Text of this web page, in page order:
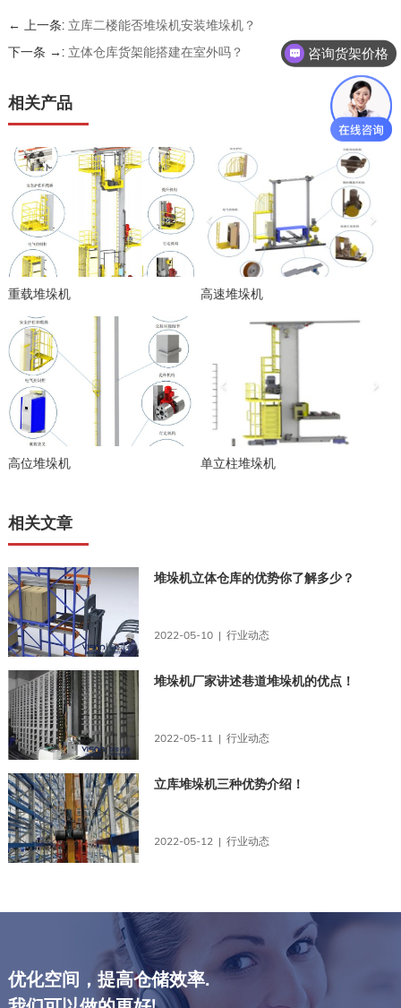
← 上一条: 立库二楼能否堆垛机安装堆垛机？
下一条 →: 立体仓库货架能搭建在室外吗？
相关产品
重载堆垛机 高速堆垛机
高位堆垛机 单立柱堆垛机
相关文章
堆垛机立体仓库的优势你了解多少？
2022-05-10 | 行业动态
堆垛机厂家讲述巷道堆垛机的优点！
2022-05-11 | 行业动态
立库堆垛机三种优势介绍！
2022-05-12 | 行业动态
优化空间，提高仓储效率.
咨询货架价格
咨询仓储货架方案